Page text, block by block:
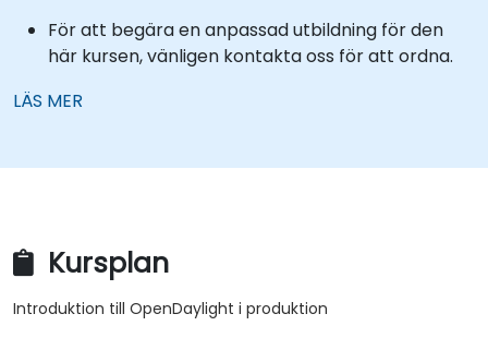
För att begära en anpassad utbildning för den
här kursen, vänligen kontakta oss för att ordna.
LÄS MER
Kursplan
Introduktion till OpenDaylight i produktion